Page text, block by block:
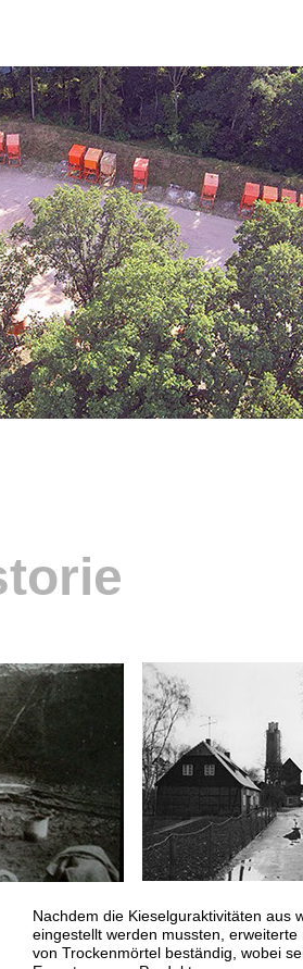
Nachdem die Kieselguraktivitäten aus
eingestellt werden mussten,
von Trockenmörtel beständig, wobei